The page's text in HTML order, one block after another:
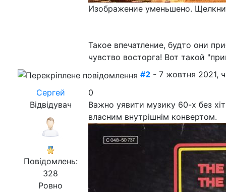
Изображение уменьшено.
Такое впечатление, будто они
чувство восторга! Вот такой
#2 - 7 жовтня 2021,
Сергей
Відвідувач
Повідомлень:
328
Ровно
0
Важно уявити музику 60-х без
власним внутрішнім конвертом.